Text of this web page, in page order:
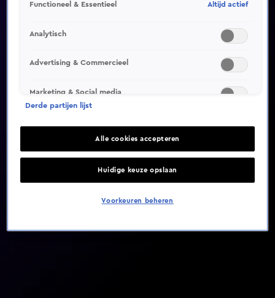
Video helaas niet gevonden
Functioneel & Essentieel Altijd actief
Analytisch
Advertising & Commercieel
Marketing & Social media
Derde partijen lijst
Alle cookies accepteren
Huidige keuze opslaan
Voorkeuren beheren